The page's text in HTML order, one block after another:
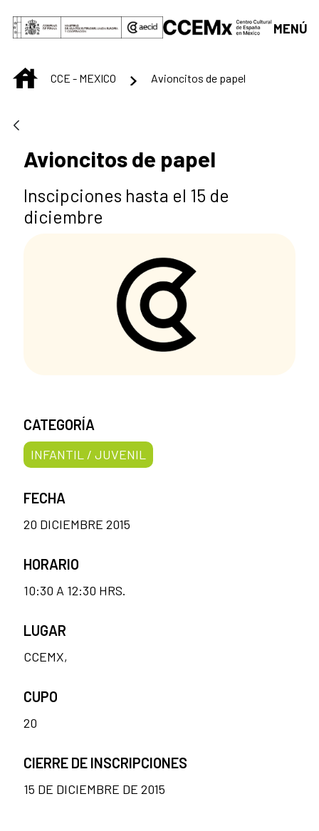
Saltar al contenido principal
MENÚ
INICIOCCE - MEXICO Avioncitos de papel
Avioncitos de papel
Inscipciones hasta el 15 de
diciembre
CATEGORÍA
INFANTIL / JUVENIL
FECHA
20 DICIEMBRE 2015
HORARIO
10:30 A 12:30 HRS.
LUGAR
CCEMX,
CUPO
20
CIERRE DE INSCRIPCIONES
15 DE DICIEMBRE DE 2015